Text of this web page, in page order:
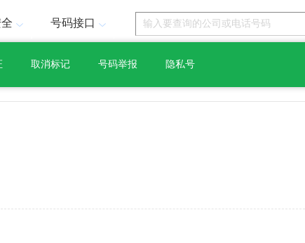
号码接口
取消标记 号码举报 隐私号